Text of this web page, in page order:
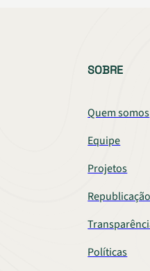
SOBRE
Quem somos
Equipe
Projetos
Republicação
Políticas